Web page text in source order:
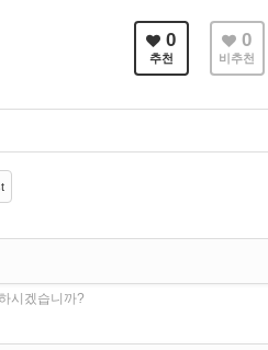
0
추천
0
비추천
시겠습니까?